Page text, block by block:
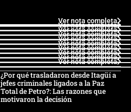
Ver nota completa
Ver nota completa
Ver nota completa
Ver nota completa
Ver nota completa
Ver nota completa
Ver nota completa
Ver nota completa
Ver nota completa
Ver nota completa
¿Por qué trasladaron desde Itagüí a
jefes criminales ligados a la Paz
Total de Petro?: Las razones que
motivaron la decisión